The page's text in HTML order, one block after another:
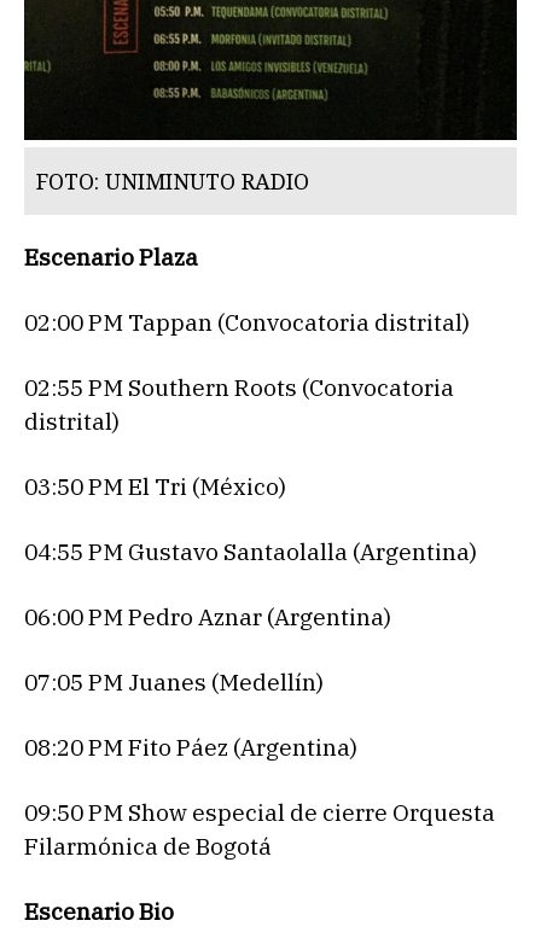
FOTO: UNIMINUTO RADIO
Escenario Plaza
02:00 PM Tappan (Convocatoria distrital)
02:55 PM Southern Roots (Convocatoria
distrital)
03:50 PM El Tri (México)
04:55 PM Gustavo Santaolalla (Argentina)
06:00 PM Pedro Aznar (Argentina)
07:05 PM Juanes (Medellín)
08:20 PM Fito Páez (Argentina)
09:50 PM Show especial de cierre Orquesta
Filarmónica de Bogotá
Escenario Bio